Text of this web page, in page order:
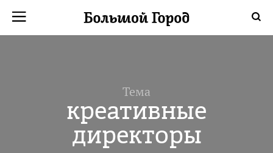
Тема
креативные
директоры